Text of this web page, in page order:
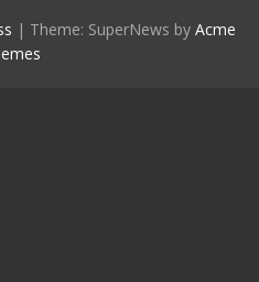
| Theme: SuperNews byAcme